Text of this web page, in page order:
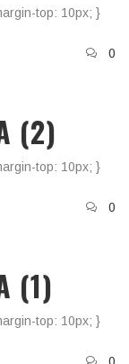
top: 10px; }
0
(2)
top: 10px; }
0
(1)
top: 10px; }